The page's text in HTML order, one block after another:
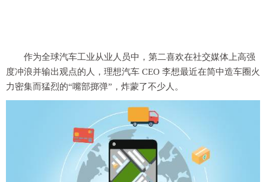
作为全球汽车工业从业人员中，第二喜欢在社交媒体上高强
度冲浪并输出观点的人，理想汽车 CEO 李想最近在简中造车圈火
力密集而猛烈的“嘴部掷弹”，炸蒙了不少人。